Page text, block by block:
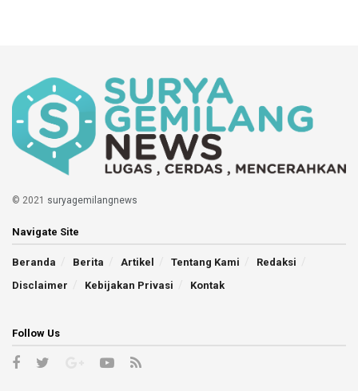
© 2021 suryagemilangnews
Navigate Site
Beranda Berita Artikel Tentang Kami
Redaksi
Disclaimer
Kebijakan Privasi Kontak
Follow Us